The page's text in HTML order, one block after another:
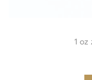
1 oz